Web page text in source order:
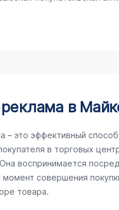
в
– это эффективный способ
в торговых
воспринимается
момент совершения
товара.